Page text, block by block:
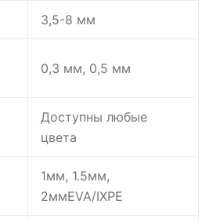
3,5-8 мм
0,3 мм, 0,5 мм
Доступны любые
цвета
1мм, 1.5мм,
2ммEVA/IXPE